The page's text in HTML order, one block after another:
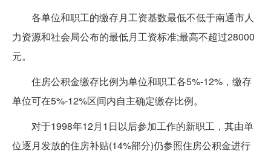
各单位和职工的缴存月工资基数最低不低于南通市人
力资源和社会局公布的最低月工资标准;最高不超过28000
元。
住房公积金缴存比例为单位和职工各5%-12%，缴存
单位可在5%-12%区间内自主确定缴存比例。
对于1998年12月1日以后参加工作的新职工，其由单
位逐月发放的住房补贴(14%部分)仍参照住房公积金进行